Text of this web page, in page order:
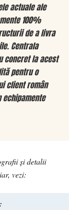
actuale ale
100%
de a livra
Centrala
concret la acest
pentru o
client român
și detalii
vezi: